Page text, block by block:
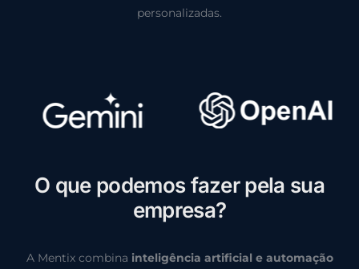
personalizadas.
O que podemos fazer pela sua
empresa?
A Mentix combina inteligência artificial e automação